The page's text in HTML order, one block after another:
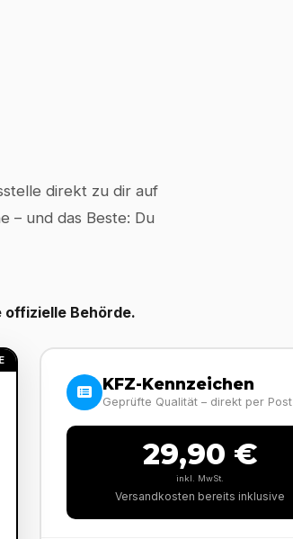
direkt zu dir auf
– und das Beste: Du
Behörde.
KFZ-Kennzeichen
Geprüfte Qualität – direkt per Post
29,90 €
inkl. MwSt.
Versandkosten bereits inklusive